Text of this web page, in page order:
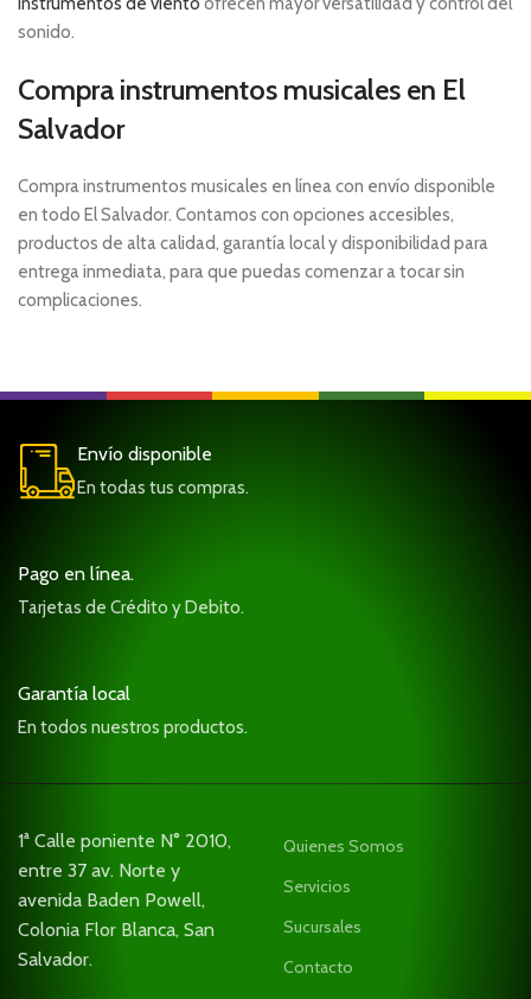
sonido.
Compra instrumentos musicales en El
Salvador
Compra instrumentos musicales en línea con envío disponible
en todo El Salvador. Contamos con opciones accesibles,
productos de alta calidad, garantía local y disponibilidad para
entrega inmediata, para que puedas comenzar a tocar sin
complicaciones.
Envío disponible
En todas tus compras.
Pago en línea.
Tarjetas de Crédito y Debito.
Garantía local
En todos nuestros productos.
1ª Calle poniente N° 2010,
entre 37 av. Norte y
avenida Baden Powell,
Colonia Flor Blanca, San
Salvador.
Quienes Somos
Servicios
Sucursales
Contacto